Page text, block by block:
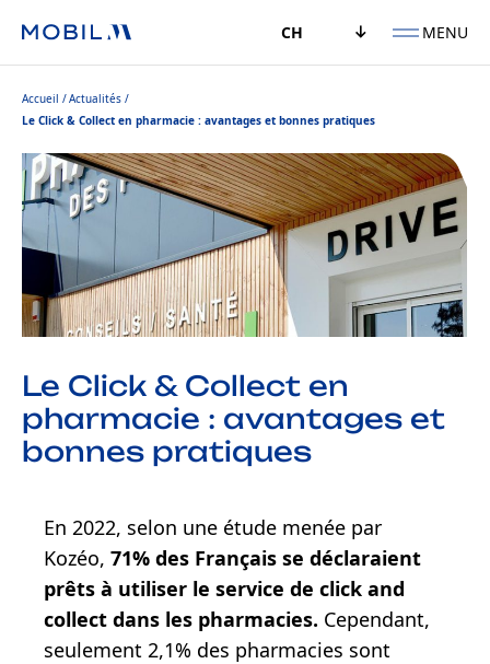
CH MENU
Accueil
Actualités
Le Click & Collect en pharmacie : avantages et bonnes pratiques
Le Click & Collect en
pharmacie : avantages et
bonnes pratiques
En 2022, selon une étude menée par
Kozéo, 71% des Français se déclaraient
prêts à utiliser le service de click and
collect dans les pharmacies. Cependant,
seulement 2,1% des pharmacies sont